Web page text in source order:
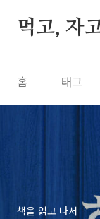
먹고, 자
홈 태그
책을 읽고 나서